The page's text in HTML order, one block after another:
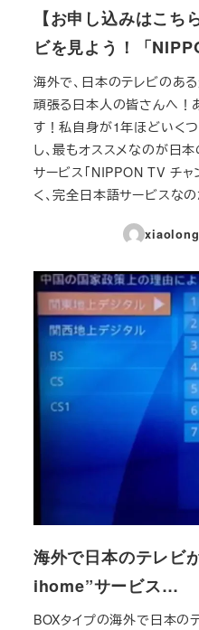
【お申し込みはこち
ビを見よう！「
海外で、日本のテレビのあ
頑張る日本人の皆さんへ！
す！私自身が1年ほどいく
し、最もオススメなのが日
サービス「NIPPON TV チ
く、完全日本語サービスなの
xiaolong
海外で日本のテレビ
ihome”サービス…
BOXタイプの海外で日本の